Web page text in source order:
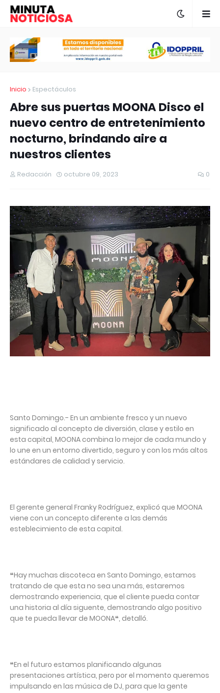
Inicio Espectáculos
Abre sus puertas MOONA Disco el
nuevo centro de entretenimiento
nocturno, brindando aire a
nuestros clientes
Redacción octubre 09, 2023 0
Santo Domingo.- En un ambiente fresco y un nuevo
significado al concepto de diversión, clase y estilo en
esta capital, MOONA combina lo mejor de cada mundo y
lo une en un entorno divertido, seguro y con los más altos
estándares de calidad y servicio.
El gerente general Franky Rodríguez, explicó que MOONA
viene con un concepto diferente a las demás
esteblecimiento de esta capital.
❝Hay muchas discoteca en Santo Domingo, estamos
tratando de que esta no sea una más, estaremos
demostrando experiencia, que el cliente pueda contar
una historia al día siguente, demostrando algo positivo
que te pueda llevar de MOONA❝, detalló.
❝En el futuro estamos planificando algunas
presentaciones artística, pero por el momento queremos
impulsando en las música de DJ, para que la gente